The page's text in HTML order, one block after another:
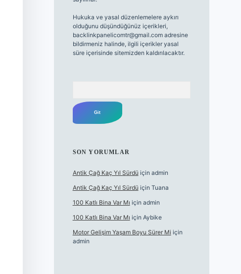
Hukuka ve yasal düzenlemelere aykırı
olduğunu düşündüğünüz içerikleri,
backlinkpanelicomtr@gmail.comadresine
bildirmeniz halinde, ilgili içerikler yasal
süre içerisinde sitemizden kaldırılacaktır.
SON YORUMLAR
Antik Çağ Kaç Yıl Sürdü için admin
Antik Çağ Kaç Yıl Sürdü için Tuana
100 Katlı Bina Var Mı için admin
100 Katlı Bina Var Mı için Aybike
Motor Gelişim Yaşam Boyu Sürer Mi için
admin